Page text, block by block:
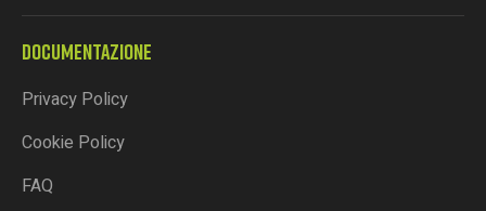
DOCUMENTAZIONE
Privacy Policy
Cookie Policy
FAQ